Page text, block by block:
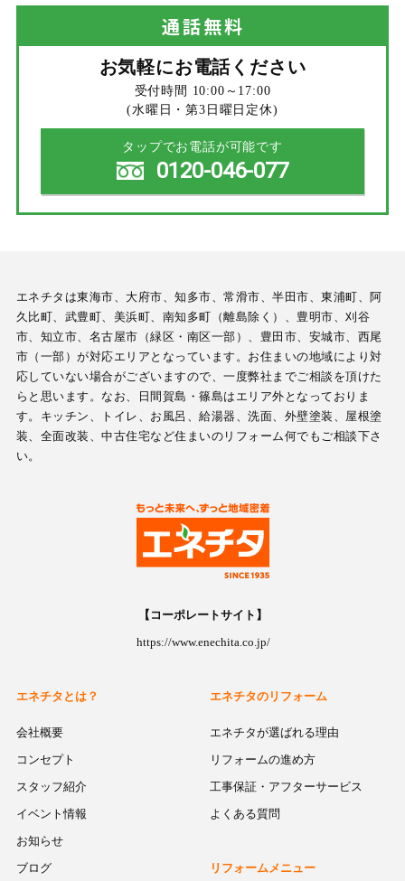
通話無料
お気軽にお電話ください
受付時間 10:00～17:00
(水曜日・第3日曜日定休)
タップでお電話が可能です
0120-046-077
エネチタは東海市、大府市、知多市、常滑市、半田市、東浦町、阿
久比町、武豊町、美浜町、南知多町（離島除く）、豊明市、刈谷
市、知立市、名古屋市（緑区・南区一部）、豊田市、安城市、西尾
市（一部）が対応エリアとなっています。お住まいの地域により対
応していない場合がございますので、一度弊社までご相談を頂けた
らと思います。なお、日間賀島・篠島はエリア外となっておりま
す。キッチン、トイレ、お風呂、給湯器、洗面、外壁塗装、屋根塗
装、全面改装、中古住宅など住まいのリフォーム何でもご相談下さ
い。
【コーポレートサイト】
https://www.enechita.co.jp/
エネチタとは？
会社概要
コンセプト
スタッフ紹介
イベント情報
お知らせ
ブログ
エネチタのリフォーム
エネチタが選ばれる理由
リフォームの進め方
工事保証・アフターサービス
よくある質問
リフォームメニュー